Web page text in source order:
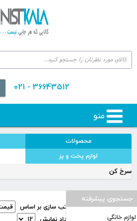
36643512 - 021
منو
محصولات
لوازم پخت و پز
سرخ کن
مرتب سازی بر اساس
جستجوی پیشرفته
لوازم خانگی